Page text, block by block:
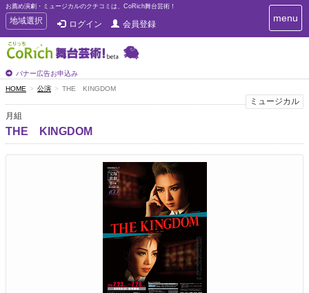
お薦め演劇・ミュージカルのクチコミは、CoRich舞台芸術！
T
o
g
g
e
n
a
v
i
g
地域選択 ログイン 会員登録
バナー広告お申込み
T
o
n
i
g
menu
HOME 公演 THE KINGDOM
ミュージカル
月組
THE KINGDOM